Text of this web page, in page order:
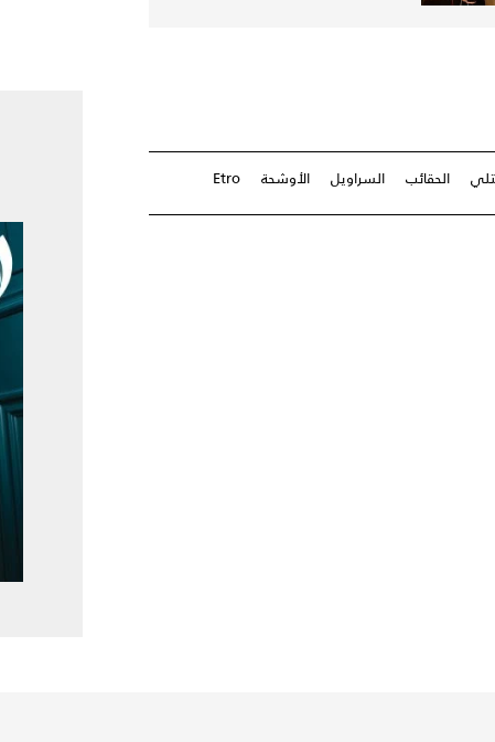
الحقائب السراويل الأوشحة Etro